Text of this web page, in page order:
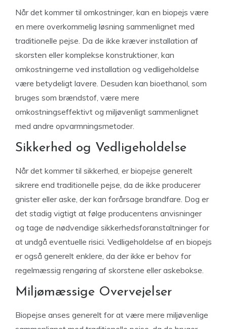
Når det kommer til omkostninger, kan en biopejs være
en mere overkommelig løsning sammenlignet med
traditionelle pejse. Da de ikke kræver installation af
skorsten eller komplekse konstruktioner, kan
omkostningerne ved installation og vedligeholdelse
være betydeligt lavere. Desuden kan bioethanol, som
bruges som brændstof, være mere
omkostningseffektivt og miljøvenligt sammenlignet
med andre opvarmningsmetoder.
Sikkerhed og Vedligeholdelse
Når det kommer til sikkerhed, er biopejse generelt
sikrere end traditionelle pejse, da de ikke producerer
gnister eller aske, der kan forårsage brandfare. Dog er
det stadig vigtigt at følge producentens anvisninger
og tage de nødvendige sikkerhedsforanstaltninger for
at undgå eventuelle risici. Vedligeholdelse af en biopejs
er også generelt enklere, da der ikke er behov for
regelmæssig rengøring af skorstene eller askebokse.
Miljømæssige Overvejelser
Biopejse anses generelt for at være mere miljøvenlige